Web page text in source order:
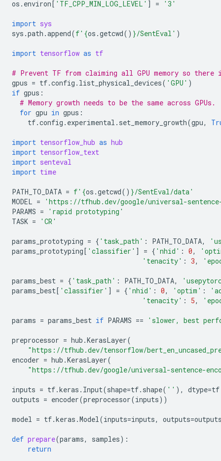
os . environ[ 'TF_CPP_MIN_LOG_LEVEL' ] = '3'
import sys
sys .path .append(f' {os .getcwd() }/SentEval' )
import tensorflow as tf
# Prevent TF from claiming all GPU memory so
gpus = tf.config . list_physical_devices( 'GPU' )
if gpus :
# Memory growth needs to be the same across GPUs.
for gpu in gpus :
tf.config . experimental . set_memory_growth(gpu,
import tensorflow_hub as hub
import tensorflow_text
import senteval
import time
PATH_TO_DATA = f' {os .getcwd() }/SentEval/data'
MODEL =
'https://tfhub.dev/google/universal-sentence-
PARAMS =
'rapid prototyping'
TASK = 'CR'
params_prototyping = { 'task_path' : PATH_TO_DATA,
params_prototyping[ 'classifier' ] = { 'nhid' : 0,
'tenacity' : 3,
params_best = { 'task_path' : PATH_TO_DATA,
params_best[ 'classifier' ] = { 'nhid' : 0, 'optim' :
'tenacity' : 5,
params = params_best if PARAMS == 'slower, best
preprocessor = hub .KerasLayer(
"https://tfhub.dev/tensorflow/
encoder = hub .KerasLayer(
"https://tfhub.dev/google/universal-sentence-
inputs = tf.keras . Input(shape=tf. shape( '' ), dtype=tf
outputs = encoder(preprocessor(inputs))
model = tf.keras .Model(inputs=inputs, outputs=
def prepare(params, samples):
return